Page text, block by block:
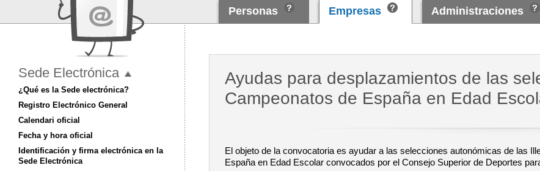
Personas Empresas Administraciones
Ayudas para desplazamientos de las
Campeonatos de España en Edad
El objeto de la convocatoria es ayudar a las selecciones autonómicas de las
España en Edad Escolar convocados por el Consejo Superior de Deportes
Sede Electrónica
¿Qué es la Sede electrónica?
Registro Electrónico General
Calendari oficial
Fecha y hora oficial
Identificación y firma electrónica en la
Sede Electrónica